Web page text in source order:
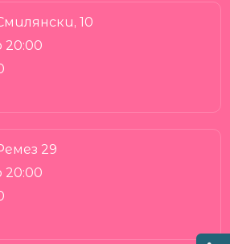
10
20:00
29
20:00